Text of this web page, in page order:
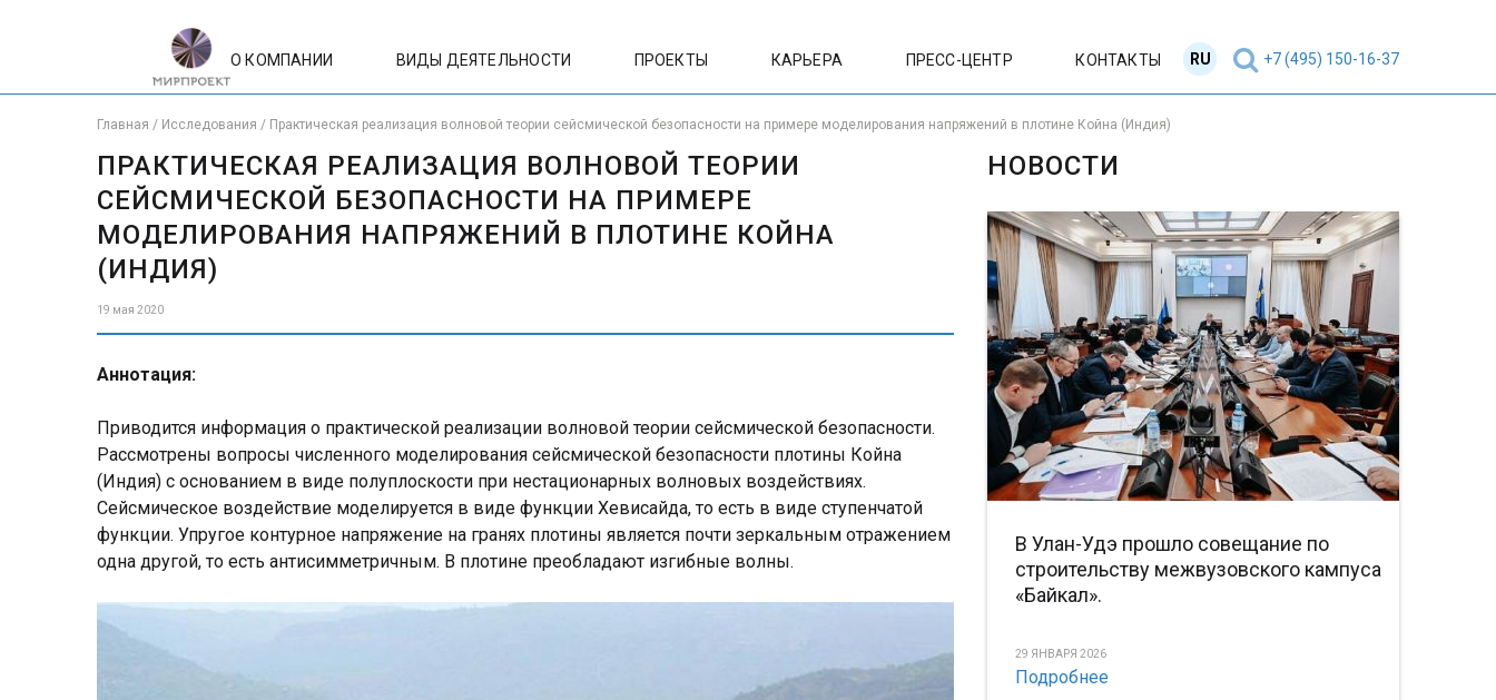
О КОМПАНИИ ВИДЫ ДЕЯТЕЛЬНОСТИ ПРОЕКТЫ КАРЬЕРА ПРЕСС-ЦЕНТР КОНТАКТЫ EN
RU +7 (495) 150-16-37
Главная / Исследования / Практическая реализация волновой теории сейсмической безопасности на примере моделирования напряжений в плотине Койна (Индия)
ПРАКТИЧЕСКАЯ РЕАЛИЗАЦИЯ ВОЛНОВОЙ ТЕОРИИ
СЕЙСМИЧЕСКОЙ БЕЗОПАСНОСТИ НА ПРИМЕРЕ
МОДЕЛИРОВАНИЯ НАПРЯЖЕНИЙ В ПЛОТИНЕ КОЙНА
(ИНДИЯ)
19 мая 2020
Аннотация:
Приводится информация о практической реализации волновой теории сейсмической безопасности.
Рассмотрены вопросы численного моделирования сейсмической безопасности плотины Койна
(Индия) с основанием в виде полуплоскости при нестационарных волновых воздействиях.
Сейсмическое воздействие моделируется в виде функции Хевисайда, то есть в виде ступенчатой
функции. Упругое контурное напряжение на гранях плотины является почти зеркальным отражением
одна другой, то есть антисимметричным. В плотине преобладают изгибные волны.
НОВОСТИ
В Улан-Удэ прошло совещание по
строительству межвузовского кампуса
«Байкал».
29 ЯНВАРЯ 2026
Подробнее